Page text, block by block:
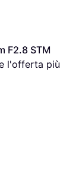
F2.8 STM
l'offerta più